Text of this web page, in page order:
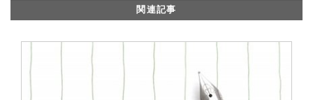
関連記事